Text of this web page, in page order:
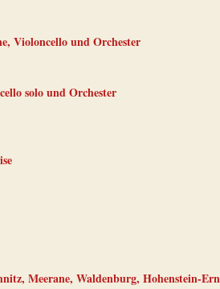
Violoncello und Orchester
solo und Orchester
Meerane, Waldenburg, Hohenstein-